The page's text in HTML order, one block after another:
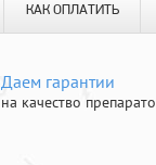
КАК ОПЛАТИТЬ
Даем гарантии
на качество